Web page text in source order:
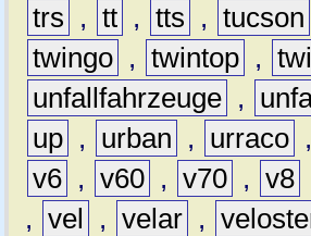
trs
, tt , tts , tucson
twingo , twintop ,
unfallfahrzeuge ,
up , urban , urraco ,
v6 , v60 , v70 , v8
, vel , velar ,